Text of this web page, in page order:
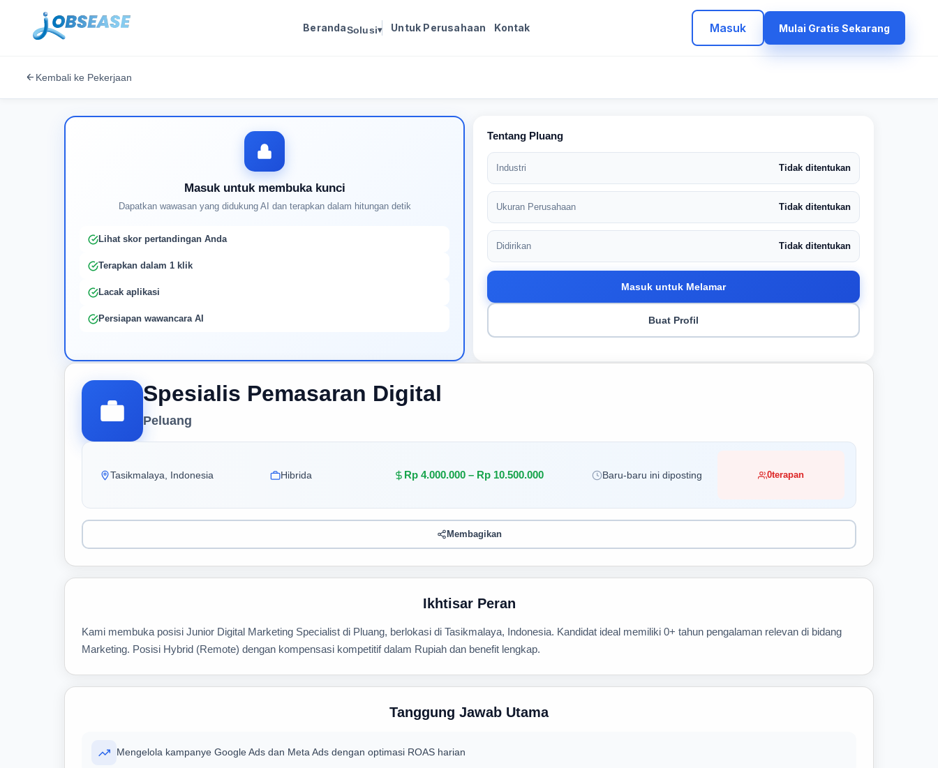
BerandaSolusi▾ Untuk Perusahaan Kontak Masuk Mulai Gratis Sekarang
Kembali ke Pekerjaan
Spesialis Pemasaran Digital
Peluang
Tasikmalaya, Indonesia Hibrida Rp 4.000.000 – Rp 10.500.000 Baru-baru ini diposting 0terapan
Membagikan
Ikhtisar Peran
Kami membuka posisi Junior Digital Marketing Specialist di Pluang, berlokasi di Tasikmalaya, Indonesia. Kandidat ideal memiliki 0+ tahun pengalaman relevan di bidang
Marketing. Posisi Hybrid (Remote) dengan kompensasi kompetitif dalam Rupiah dan benefit lengkap.
Tanggung Jawab Utama
Mengelola kampanye Google Ads dan Meta Ads dengan optimasi ROAS harian
Masuk untuk membuka kunci
Dapatkan wawasan yang didukung AI dan terapkan dalam hitungan detik
Lihat skor pertandingan Anda
Terapkan dalam 1 klik
Lacak aplikasi
Persiapan wawancara AI
Tentang Pluang
Industri Tidak ditentukan
Ukuran Perusahaan Tidak ditentukan
Didirikan Tidak ditentukan
Masuk untuk Melamar
Buat Profil